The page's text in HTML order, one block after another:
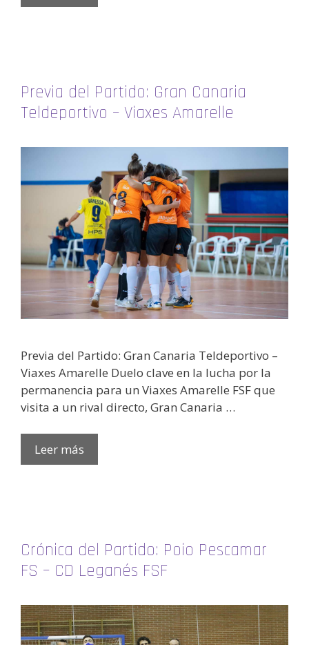
Previa del Partido: Gran Canaria
Teldeportivo – Viaxes Amarelle
Previa del Partido: Gran Canaria Teldeportivo –
Viaxes Amarelle Duelo clave en la lucha por la
permanencia para un Viaxes Amarelle FSF que
visita a un rival directo, Gran Canaria …
Leer más
Crónica del Partido: Poio Pescamar
FS – CD Leganés FSF